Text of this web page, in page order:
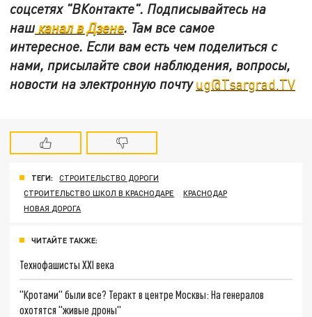
соцсетях "ВКонтакте". Подписывайтесь на
нашканал в Дзене. Там все самое
интересное. Если вам есть чем поделиться с
нами, присылайте свои наблюдения, вопросы,
новости на электронную почтуug@Tsargrad.TV
ТЕГИ:
СТРОИТЕЛЬСТВО ДОРОГИ
СТРОИТЕЛЬСТВО ШКОЛ В КРАСНОДАРЕ
КРАСНОДАР
НОВАЯ ДОРОГА
ЧИТАЙТЕ ТАКЖЕ:
Технофашисты XXI века
"Кротами" были все? Теракт в центре Москвы: На генералов
охотятся "живые дроны"